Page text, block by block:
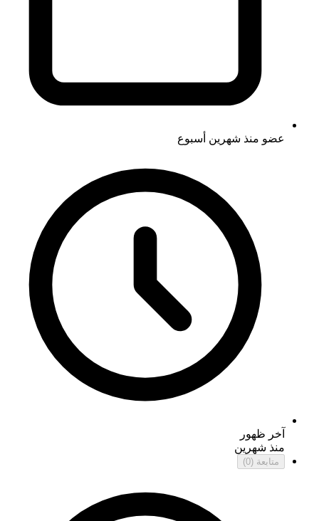
عضو منذ شهرين أسبوع
آخر ظهور
منذ شهرين
متابعة (0)